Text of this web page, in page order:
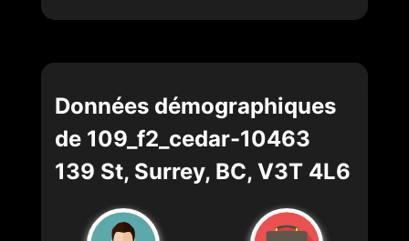
Données démographiques
de 109_f2_cedar-10463
139 St, Surrey, BC, V3T 4L6